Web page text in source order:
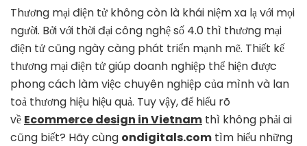
tật
thông
tin
hay
về
Ecommerce
design
in
Vietnam
Thương mại điện tử không còn là khái niệm xa lạ với mọi
người. Bởi với thời đại công nghệ số 4.0 thì thương mại
điện tử cũng ngày càng phát triển mạnh mẽ. Thiết kế
thương mại điện tử giúp doanh nghiệp thể hiện được
phong cách làm việc chuyên nghiệp của mình và lan
toả thương hiệu hiệu quả. Tuy vậy, để hiểu rõ
về Ecommerce design in Vietnam thì không phải ai
cũng biết? Hãy cùng ondigitals.com tìm hiểu những